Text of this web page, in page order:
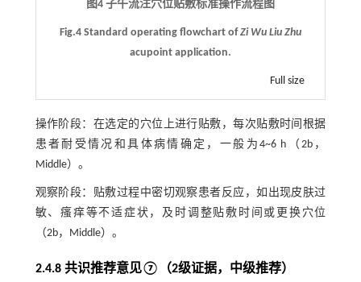
图4 子午流注穴位贴敷标准操作流程图
Fig.4 Standard operating flowchart ofZi Wu Liu Zhu
acupoint application.
Full size
操作阶段：在选定的穴位上进行贴敷，每次贴敷时间根据
患者耐受情况和具体病情确定，一般为4~6 h（2b，
Middle）。
观察阶段：贴敷过程中密切观察患者反应，如出现皮肤过
敏、瘙痒等不适症状，及时调整贴敷时间或更换穴位
（2b，Middle）。
2.4.8 共识推荐意见⑦（2级证据，中级推荐）